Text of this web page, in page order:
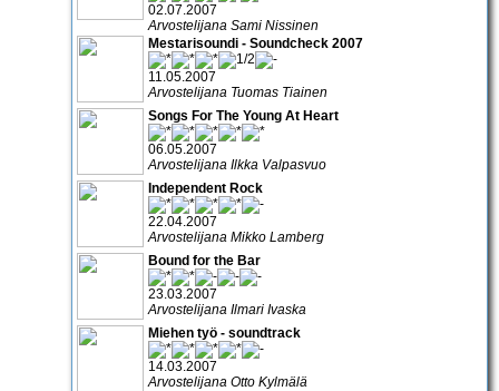
02.07.2007
Arvostelijana Sami Nissinen
Mestarisoundi - Soundcheck 2007
11.05.2007
Arvostelijana Tuomas Tiainen
Songs For The Young At Heart
06.05.2007
Arvostelijana Ilkka Valpasvuo
Independent Rock
22.04.2007
Arvostelijana Mikko Lamberg
Bound for the Bar
23.03.2007
Arvostelijana Ilmari Ivaska
Miehen työ - soundtrack
14.03.2007
Arvostelijana Otto Kylmälä